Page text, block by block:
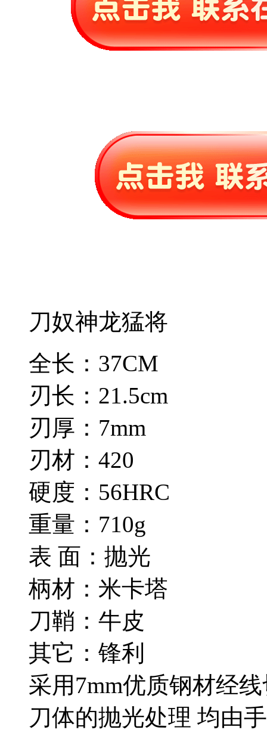
刀奴神龙猛将
全长：37CM
刃长：21.5cm
刃厚：7mm
刃材：420
硬度：56HRC
重量：710g
表 面：抛光
柄材：米卡塔
刀鞘：牛皮
其它：锋利
采用7mm优质钢材经
刀体的抛光处理 均由